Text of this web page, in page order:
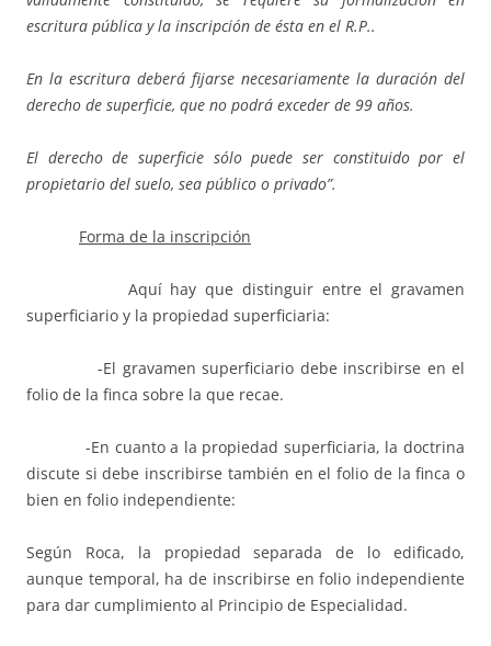
escritura pública y la inscripción de ésta en el R.P..
En la escritura deberá fijarse necesariamente la duración del
derecho de superficie, que no podrá exceder de 99 años.
El derecho de superficie sólo puede ser constituido por el
propietario del suelo, sea público o privado”.
Forma de la inscripción
Aquí hay que distinguir entre el gravamen
superficiario y la propiedad superficiaria:
-El gravamen superficiario debe inscribirse en el
folio de la finca sobre la que recae.
-En cuanto a la propiedad superficiaria, la doctrina
discute si debe inscribirse también en el folio de la finca o
bien en folio independiente:
Según Roca, la propiedad separada de lo edificado,
aunque temporal, ha de inscribirse en folio independiente
para dar cumplimiento al Principio de Especialidad.